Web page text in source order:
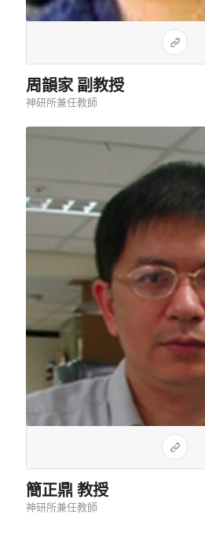
周韻家 副教授
神研所兼任教師
簡正鼎 教授
神研所兼任教師